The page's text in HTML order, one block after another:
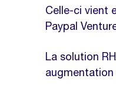
Celle-ci vient
Paypal
La solution
augmentation